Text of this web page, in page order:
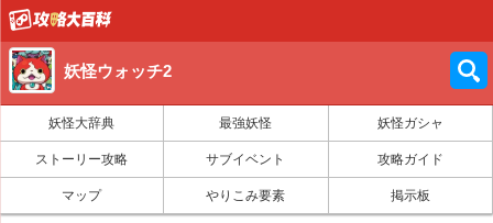
妖怪ウォッチ2
妖怪大辞典 最強妖怪 妖怪ガシャ
ストーリー攻略 サブイベント 攻略ガイド
マップ やりこみ要素 掲示板